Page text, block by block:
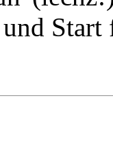
Start